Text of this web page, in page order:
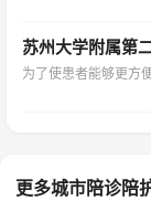
苏州大学附属第
为了使患者能够更方
更多城市陪诊陪